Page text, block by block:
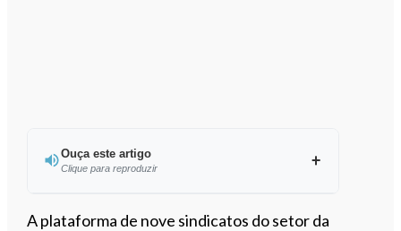
Ouça este artigo
Clique para reproduzir
Ouvir este artigo
A plataforma de nove sindicatos do setor da